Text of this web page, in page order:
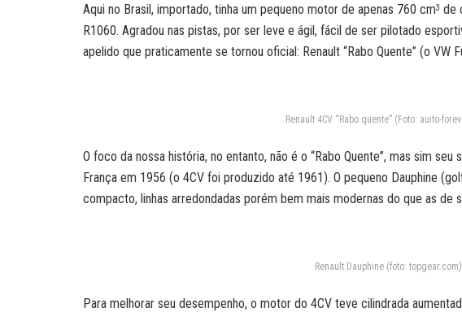
Aqui no Brasil, importado, tinha um pequeno motor de apenas 760 cm3 de
R1060. Agradou nas pistas, por ser leve e ágil, fácil de ser pilotado
apelido que praticamente se tornou oficial: Renault “Rabo Quente” (o VW
Renault 4CV “Rabo quente” (Foto: auito-
O foco da nossa história, no entanto, não é o “Rabo Quente”, mas sim seu
França em 1956 (o 4CV foi produzido até 1961). O pequeno Dauphine
compacto, linhas arredondadas porém bem mais modernas do que as de
Renault Dauphine (foto: topgear.com)
Para melhorar seu desempenho, o motor do 4CV teve cilindrada